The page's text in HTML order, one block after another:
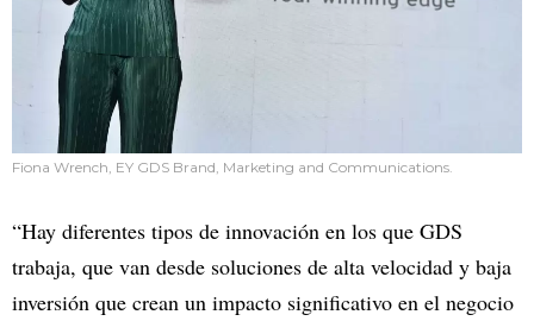
Fiona Wrench, EY GDS Brand, Marketing and Communications.
“Hay diferentes tipos de innovación en los que GDS
trabaja, que van desde soluciones de alta velocidad y baja
inversión que crean un impacto significativo en el negocio